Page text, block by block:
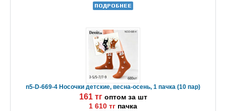
n5-D-669-4 Носочки детские, весна-осень, 1 пачка (10 пар)
161 тг оптом за шт
1 610 тг пачка